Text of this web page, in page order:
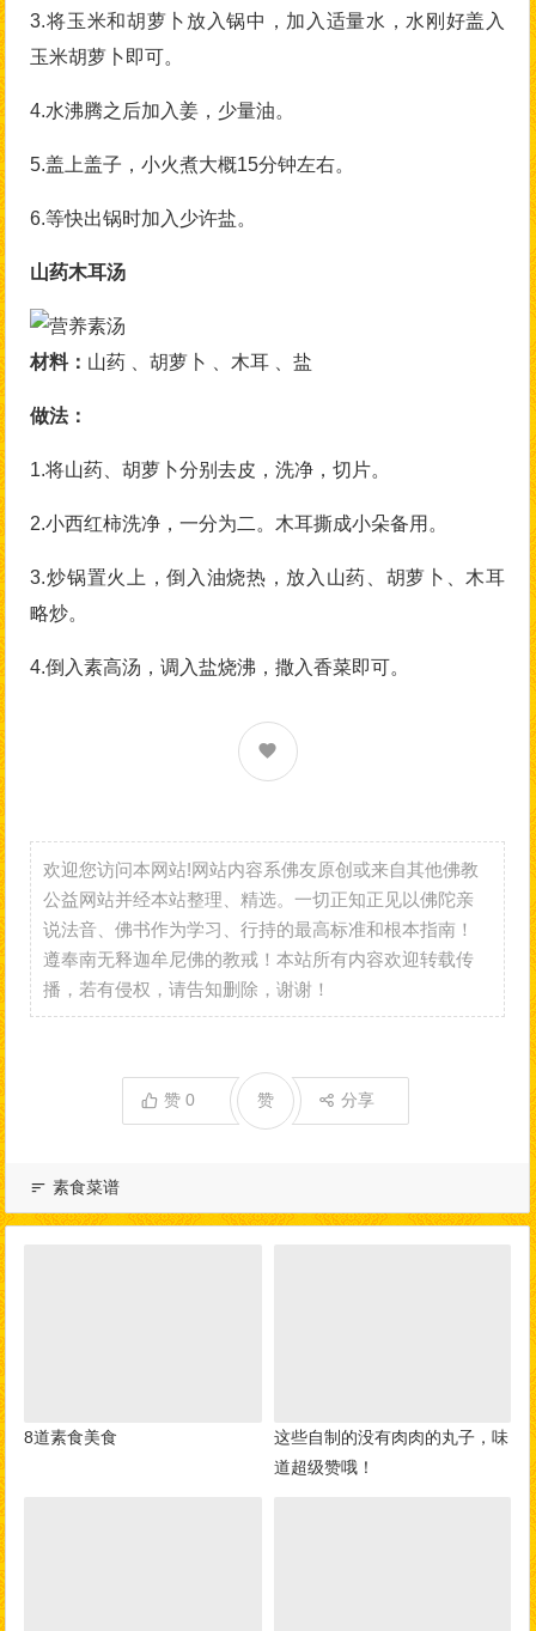
3.将玉米和胡萝卜放入锅中，加入适量水，水刚好盖入
玉米胡萝卜即可。
4.水沸腾之后加入姜，少量油。
5.盖上盖子，小火煮大概15分钟左右。
6.等快出锅时加入少许盐。
山药木耳汤
材料： 山药 、胡萝卜 、木耳 、盐
做法：
1.将山药、胡萝卜分别去皮，洗净，切片。
2.小西红柿洗净，一分为二。木耳撕成小朵备用。
3.炒锅置火上，倒入油烧热，放入山药、胡萝卜、木耳
略炒。
4.倒入素高汤，调入盐烧沸，撒入香菜即可。
欢迎您访问本网站!网站内容系佛友原创或来自其他佛教
公益网站并经本站整理、精选。一切正知正见以佛陀亲
说法音、佛书作为学习、行持的最高标准和根本指南！
遵奉南无释迦牟尼佛的教戒！本站所有内容欢迎转载传
播，若有侵权，请告知删除，谢谢！
赞0 分享
赞
素食菜谱
8道素食美食
这些自制的没有肉肉的丸子，味
道超级赞哦！